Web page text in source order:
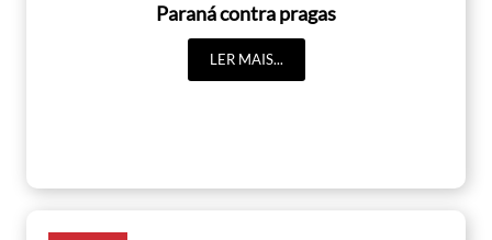
Paraná contra pragas
LER MAIS...